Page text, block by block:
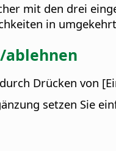
mit den drei
in
ablehnen
Drücken von
setzen Sie